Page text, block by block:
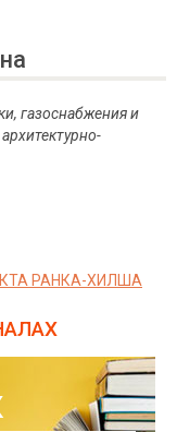
газоснабжения и
РАНКА-ХИЛША